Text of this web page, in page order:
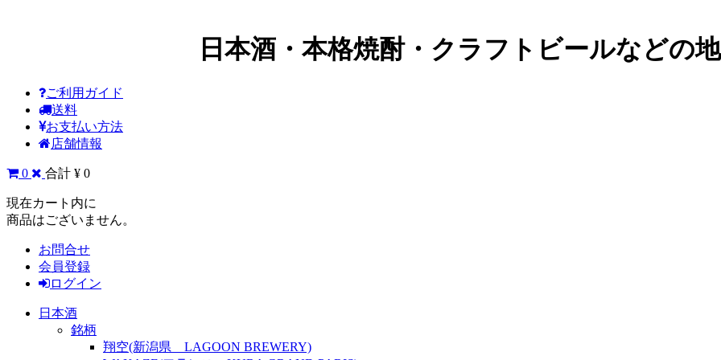
日本酒・本格焼酎・クラフトビールなどの
ご利用ガイド
送料
お支払い方法
店舗情報
0 合計 ¥ 0
現在カート内に
商品はございません。
お問合せ
会員登録
ログイン
日本酒
銘柄
翔空(新潟県 LAGOON BREWERY)